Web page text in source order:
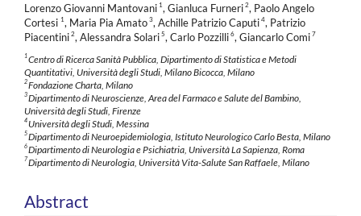
Lorenzo Giovanni Mantovani 1, Gianluca Furneri 2, Paolo Angelo
Cortesi 1, Maria Pia Amato 3, Achille Patrizio Caputi 4, Patrizio
Piacentini 2, Alessandra Solari 5, Carlo Pozzilli 6, Giancarlo Comi 7
1 Centro di Ricerca Sanità Pubblica, Dipartimento di Statistica e Metodi
Quantitativi, Università degli Studi, Milano Bicocca, Milano
2 Fondazione Charta, Milano
3 Dipartimento di Neuroscienze, Area del Farmaco e Salute del Bambino,
Università degli Studi, Firenze
4 Università degli Studi, Messina
5 Dipartimento di Neuroepidemiologia, Istituto Neurologico Carlo Besta, Milano
6 Dipartimento di Neurologia e Psichiatria, Università La Sapienza, Roma
7Dipartimento di Neurologia, Università Vita-Salute San Raffaele, Milano
Abstract